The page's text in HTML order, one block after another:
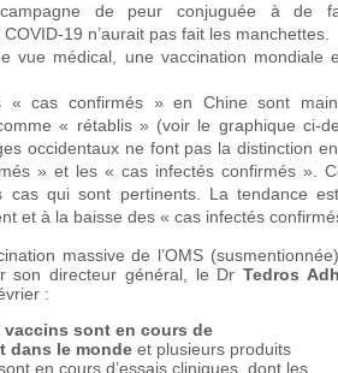
de peur conjuguée à de
19 n’aurait pas fait les manchettes.
vue médical, une vaccination mondiale
« cas confirmés » en Chine sont
« rétablis » (voir le graphique ci-
occidentaux ne font pas la distinction
» et les « cas infectés confirmés ».
cas qui sont pertinents. La tendance
et à la baisse des « cas infectés
massive de l’OMS
son directeur général, le DrTedros
:
vaccins sont en cours de
dans le monde et plusieurs produits
en cours d’essais cliniques, dont les